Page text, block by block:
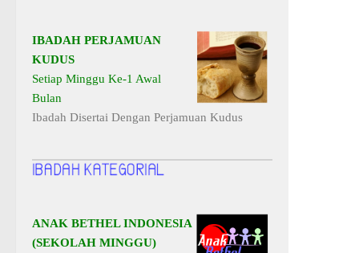
IBADAH PERJAMUAN
KUDUS
Setiap Minggu Ke-1 Awal
Bulan
Ibadah Disertai Dengan Perjamuan Kudus
ANAK BETHEL INDONESIA
(SEKOLAH MINGGU)